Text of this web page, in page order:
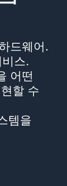
드웨어.
스.
어떤
할 수
템을